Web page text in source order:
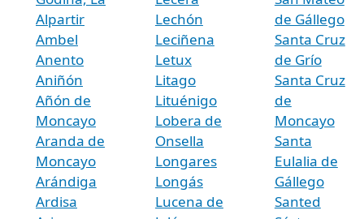
Alpartir
Ambel
Anento
Aniñón
Añón de
Moncayo
Aranda de
Moncayo
Arándiga
Ardisa
Lechón
Leciñena
Letux
Litago
Lituénigo
Lobera de
Onsella
Longares
Longás
Lucena de
de Gállego
Santa Cruz
de Grío
Santa Cruz
de
Moncayo
Santa
Eulalia de
Gállego
Santed